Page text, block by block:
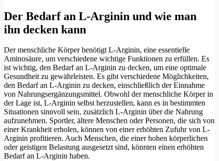
Der Bedarf an L-Arginin und wie man
ihn decken kann
Der menschliche Körper benötigt L-Arginin, eine essentielle
Aminosäure, um verschiedene wichtige Funktionen zu erfüllen. Es
ist wichtig, den Bedarf an L-Arginin zu decken, um eine optimale
Gesundheit zu gewährleisten. Es gibt verschiedene Möglichkeiten,
den Bedarf an L-Arginin zu decken, einschließlich der Einnahme
von Nahrungsergänzungsmittel. Obwohl der menschliche Körper in
der Lage ist, L-Arginin selbst herzustellen, kann es in bestimmten
Situationen sinnvoll sein, zusätzlich L-Arginin über die Nahrung
aufzunehmen. Sportler, ältere Menschen oder Personen, die sich von
einer Krankheit erholen, können von einer erhöhten Zufuhr von L-
Arginin profitieren. Auch Menschen, die einer hohen körperlichen
oder geistigen Belastung ausgesetzt sind, könnten einen erhöhten
Bedarf an L-Arginin haben.